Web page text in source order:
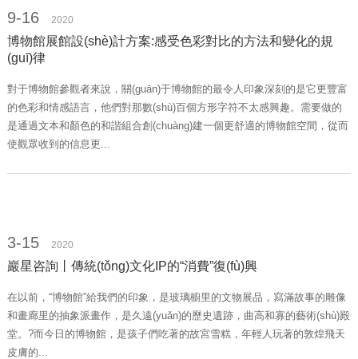
9-16 2020
博物館展館設(shè)計方案:感受色彩對比的方法和變化的規
(guī)律
對于博物館參觀者來說，關(guān)于博物館的最令人印象深刻的是它更豐富
的色彩和情感語言，他們對那數(shù)百個方形字符不太感興趣。需要做的
是通過文本和顏色的和諧組合創(chuàng)建一個更舒適的博物館空間，從而
使觀眾收到的信息更...
3-15 2020
巖星咨詢丨傳統(tǒng)文化IP的“消費”復(fù)興
在以前，“博物館”給我們的印象，是玻璃櫥里的文物展品，寫滿故事的雕像
和畫廊里的抽象派畫作，是久遠(yuǎn)的歷史遺跡，曲高和寡的藝術(shù)殿
堂。?而今日的博物館，是孩子們吃著的故宮雪糕，年輕人玩著的敦煌飛天
皮膚的...